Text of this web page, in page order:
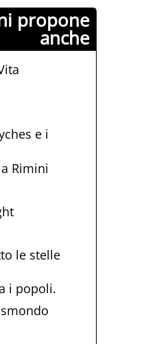
propone
anche
e i
Rimini
le stelle
i popoli.